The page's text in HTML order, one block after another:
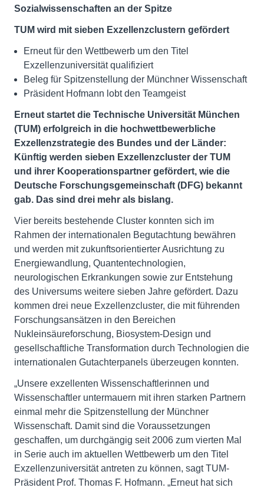
Sozialwissenschaften an der Spitze
TUM wird mit sieben Exzellenzclustern gefördert
Erneut für den Wettbewerb um den Titel
Exzellenzuniversität qualifiziert
Beleg für Spitzenstellung der Münchner Wissenschaft
Präsident Hofmann lobt den Teamgeist
Erneut startet die Technische Universität München
(TUM) erfolgreich in die hochwettbewerbliche
Exzellenzstrategie des Bundes und der Länder:
Künftig werden sieben Exzellenzcluster der TUM
und ihrer Kooperationspartner gefördert, wie die
Deutsche Forschungsgemeinschaft (DFG) bekannt
gab. Das sind drei mehr als bislang.
Vier bereits bestehende Cluster konnten sich im
Rahmen der internationalen Begutachtung bewähren
und werden mit zukunftsorientierter Ausrichtung zu
Energiewandlung, Quantentechnologien,
neurologischen Erkrankungen sowie zur Entstehung
des Universums weitere sieben Jahre gefördert. Dazu
kommen drei neue Exzellenzcluster, die mit führenden
Forschungsansätzen in den Bereichen
Nukleinsäureforschung, Biosystem-Design und
gesellschaftliche Transformation durch Technologien die
internationalen Gutachterpanels überzeugen konnten.
„Unsere exzellenten Wissenschaftlerinnen und
Wissenschaftler untermauern mit ihren starken Partnern
einmal mehr die Spitzenstellung der Münchner
Wissenschaft. Damit sind die Voraussetzungen
geschaffen, um durchgängig seit 2006 zum vierten Mal
in Serie auch im aktuellen Wettbewerb um den Titel
Exzellenzuniversität antreten zu können, sagt TUM-
Präsident Prof. Thomas F. Hofmann. „Erneut hat sich